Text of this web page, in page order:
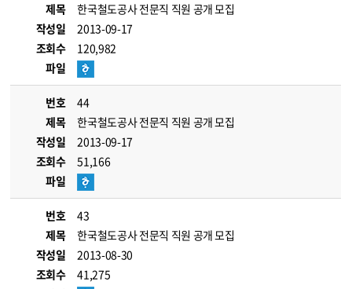
제목
한국철도공사 전문직 직원 공개 모집
작성일
2013-09-17
조회수
120,982
파일
번호
44
제목
한국철도공사 전문직 직원 공개 모집
작성일
2013-09-17
조회수
51,166
파일
번호
43
제목
한국철도공사 전문직 직원 공개 모집
작성일
2013-08-30
조회수
41,275